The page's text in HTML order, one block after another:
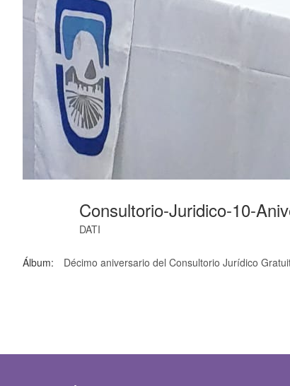
Consultorio-Juridico-10-
DATI
Álbum: Décimo aniversario del Consultorio Jurídico